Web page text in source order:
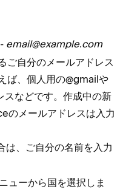
- email@example⁠.com
ご自分のメ⁠ールアドレス
ば⁠、個人用の@gmailや
スなどです⁠。作成中の新
のメ⁠ールアドレスは入力
は⁠、ご自分の名前を入力
ュ⁠ーから国を選択しま